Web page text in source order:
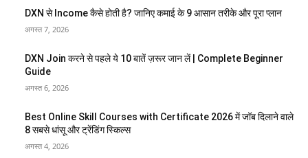
DXN से Income कैसे होती है? जानिए कमाई के 9 आसान तरीके और पूरा प्लान
अगस्त 7, 2026
DXN Join करने से पहले ये 10 बातें ज़रूर जान लें | Complete Beginner
Guide
अगस्त 6, 2026
Best Online Skill Courses with Certificate 2026 में जॉब दिलाने वाले
8 सबसे धांसू और ट्रेंडिंग स्किल्स
अगस्त 4, 2026